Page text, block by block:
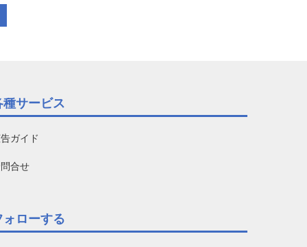
サービス
ガイド
合せ
ォローする